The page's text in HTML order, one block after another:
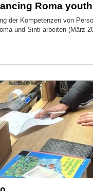
Roma
der Kompetenzen von
und Sinti arbeiten (März